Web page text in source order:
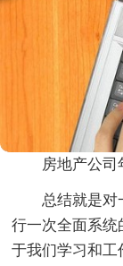
房地产公司
总结就是对
行一次全面系统
于我们学习和工